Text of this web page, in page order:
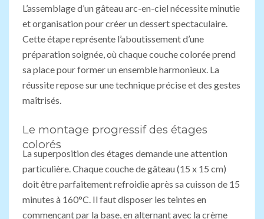
L’assemblage d’un gâteau arc-en-ciel nécessite minutie
et organisation pour créer un dessert spectaculaire.
Cette étape représente l’aboutissement d’une
préparation soignée, où chaque couche colorée prend
sa place pour former un ensemble harmonieux. La
réussite repose sur une technique précise et des gestes
maîtrisés.
Le montage progressif des étages
colorés
La superposition des étages demande une attention
particulière. Chaque couche de gâteau (15 x 15 cm)
doit être parfaitement refroidie après sa cuisson de 15
minutes à 160°C. Il faut disposer les teintes en
commençant par la base, en alternant avec la crème